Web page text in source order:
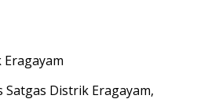
Distrik Eragayam,